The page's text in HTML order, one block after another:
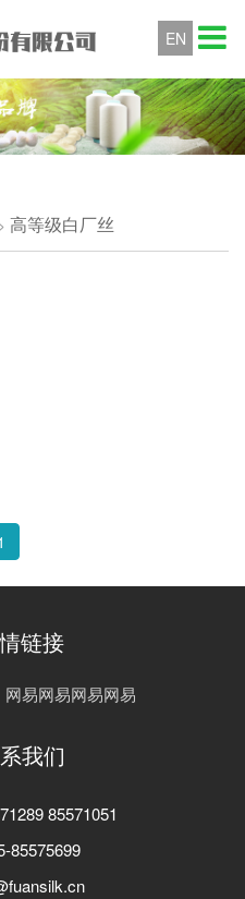
EN
高等级白厂丝
链接
网易网易网易网易
我们
85571051
85575699